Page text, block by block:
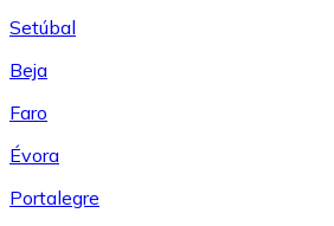
Setúbal
Beja
Faro
Évora
Portalegre